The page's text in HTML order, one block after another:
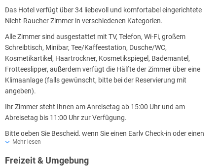
Das Hotel verfügt über 34 liebevoll und komfortabel eingerichtete
Nicht-Raucher Zimmer in verschiedenen Kategorien.
Alle Zimmer sind ausgestattet mit TV, Telefon, Wi-Fi, großem
Schreibtisch, Minibar, Tee/Kaffeestation, Dusche/WC,
Kosmetikartikel, Haartrockner, Kosmetikspiegel, Bademantel,
Frotteeslipper, außerdem verfügt die Hälfte der Zimmer über eine
Klimaanlage (falls gewünscht, bitte bei der Reservierung mit
angeben).
Ihr Zimmer steht Ihnen am Anreisetag ab 15:00 Uhr und am
Abreisetag bis 11:00 Uhr zur Verfügung.
Bitte geben Sie Bescheid, wenn Sie einen Early Check-in oder einen
Late Check-out wünschen, gerne organisiert Ihr Gastgeber dies für
Sie (je nach Verfügbarkeit; es können Gebühren anfallen).
Mehr lesen
Freizeit & Umgebung